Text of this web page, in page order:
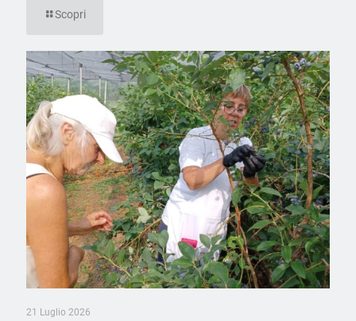
Scopri
21 Luglio 2026